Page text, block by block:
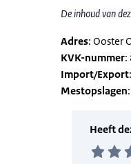
De inhoud van
Adres: Ooster
KVK-nummer:
Import/Export
Mestopslagen